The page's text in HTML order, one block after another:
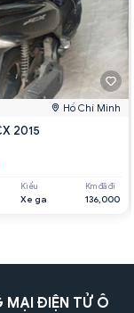
Hồ Chí Minh
2015
Kiểu
Xe ga
Km đã đi
136,000
MẠI ĐIỆN TỬ Ô